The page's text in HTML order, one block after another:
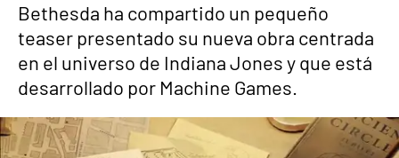
Bethesda ha compartido un pequeño
teaser presentado su nueva obra centrada
en el universo de Indiana Jones y que está
desarrollado por Machine Games.